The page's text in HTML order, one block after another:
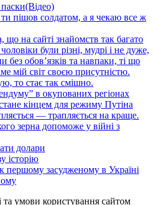
пішов солдатом, а я чекаю все ж
що на сайті знайомств так багато
були різні, мудрі і не дуже,
без обов’язків та навпаки, ті що
мій світ своєю присутністю.
то стає так смішно.
в окупованих регіонах
кінцем для режиму Путіна
— трапляється на краще.
зерна допоможе у війні з
долари
історію
першому засудженому в Україні
та умови користування сайтом